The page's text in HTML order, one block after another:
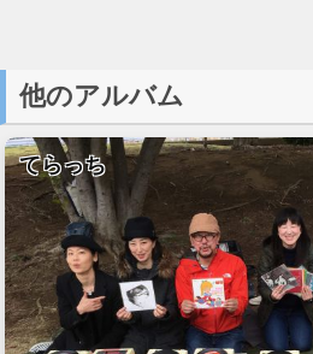
他のアルバム
てらっち